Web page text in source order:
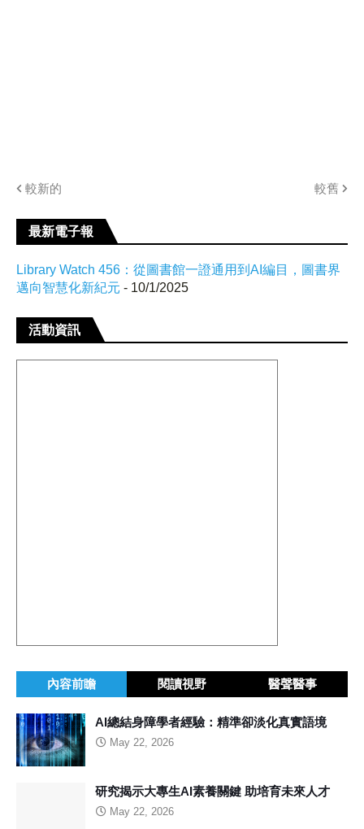
較新的 較舊
最新電子報
Library Watch 456：從圖書館一證通用到AI編目，圖書界
邁向智慧化新紀元 - 10/1/2025
活動資訊
內容前瞻 閱讀視野 醫聲醫事
AI總結身障學者經驗：精準卻淡化真實語境
May 22, 2026
研究揭示大專生AI素養關鍵 助培育未來人才
May 22, 2026